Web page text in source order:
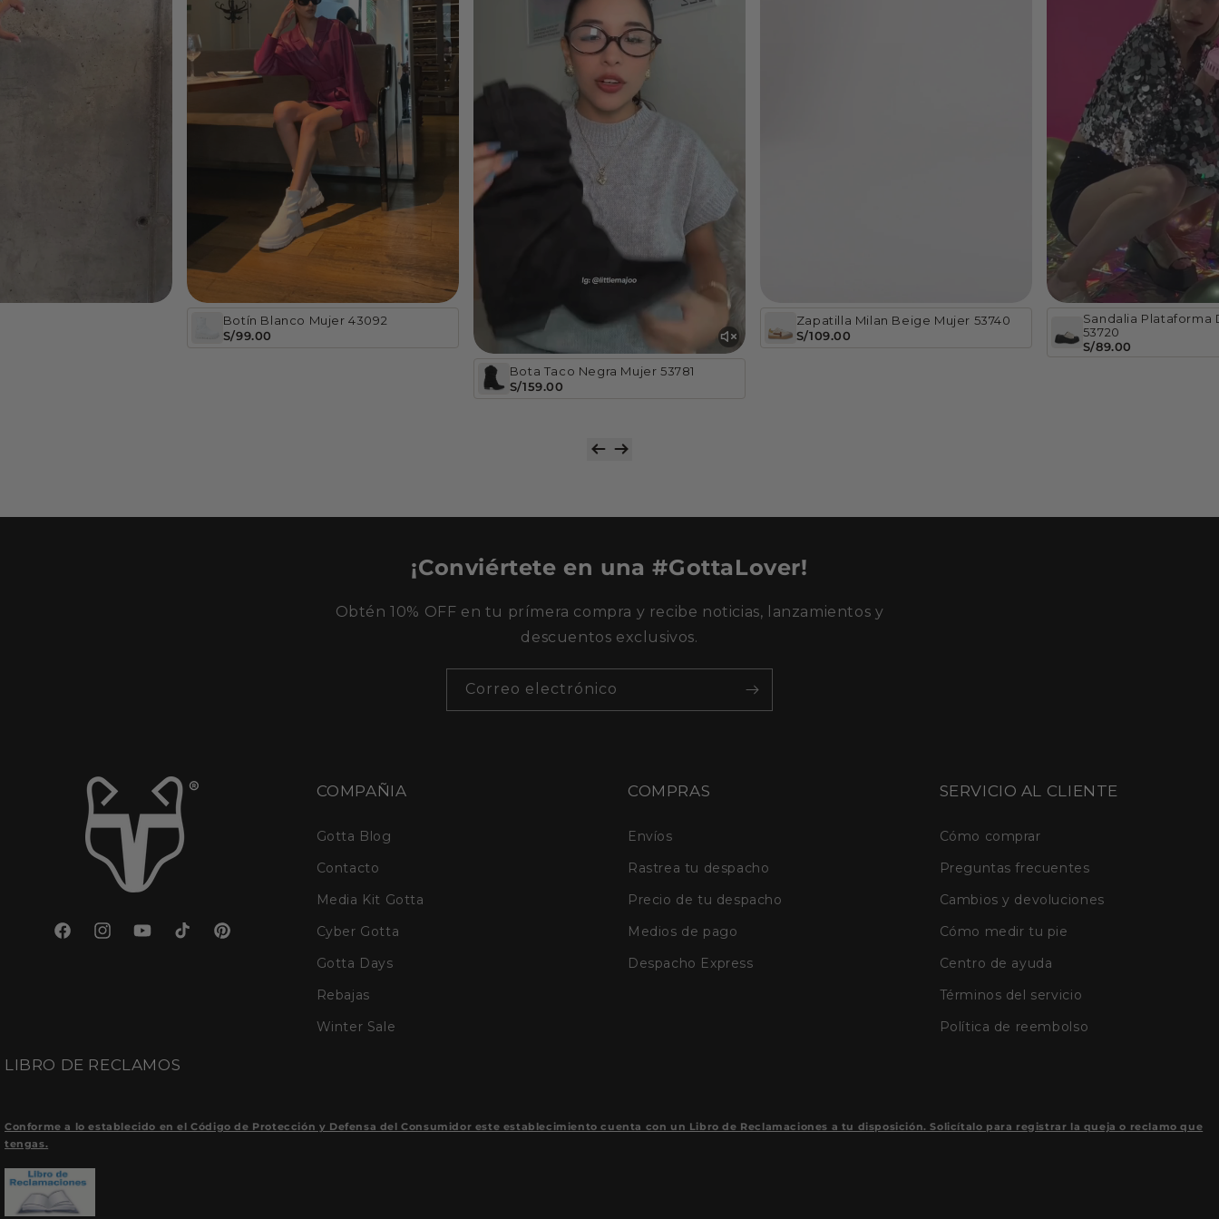
Botín Blanco Mujer 43092
S/99.00
Bota Taco Negra Mujer 53781
S/159.00
Zapatilla Milan Beige Mujer 53740
S/109.00
Sandalia Plataforma
53720
S/89.00
¡Conviértete en una #GottaLover!
Obtén 10% OFF en tu prímera compra y recibe noticias, lanzamientos y
descuentos exclusivos.
Correo electrónico
FacebookInstagramYouTubeTikTok Pinterest
COMPAÑIA
Gotta Blog
Contacto
Media Kit Gotta
Cyber Gotta
Gotta Days
Rebajas
Winter Sale
COMPRAS
Envíos
Rastrea tu despacho
Precio de tu despacho
Medios de pago
Despacho Express
SERVICIO AL CLIENTE
Cómo comprar
Preguntas frecuentes
Cambios y devoluciones
Cómo medir tu pie
Centro de ayuda
Términos del servicio
Política de reembolso
LIBRO DE RECLAMOS
Conforme a lo establecido en el Código de Protección y Defensa del Consumidor este establecimiento cuenta con un Libro de Reclamaciones a tu disposición. Solicítalo para registrar la queja o reclamo que
tengas.